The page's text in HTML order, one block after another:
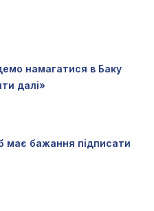
намагатися в Баку
далі»
має бажання підписати